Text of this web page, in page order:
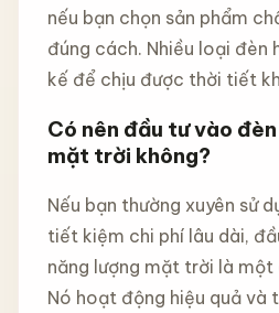
nếu bạn chọn sản phẩm
đúng cách. Nhiều loại đèn
kế để chịu được thời tiết
Có nên đầu tư vào
mặt trời không?
Nếu bạn thường xuyên sử
tiết kiệm chi phí lâu dài,
năng lượng mặt trời là một
Nó hoạt động hiệu quả và